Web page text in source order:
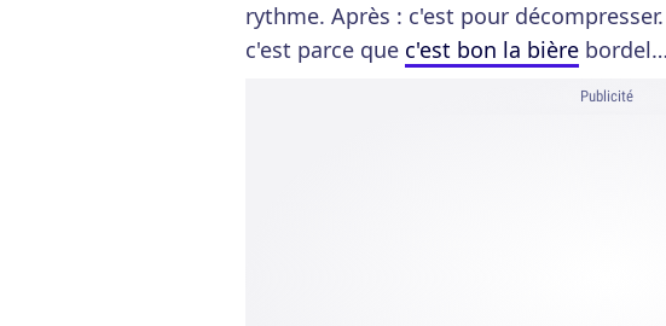
rythme. Après : c'est pour
c'est parce que c'est bon la bière bordel…
Publicité